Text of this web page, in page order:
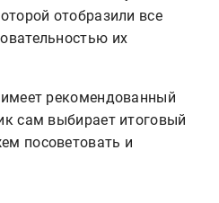
отобразили все
их
рекомендованный
сам выбирает итоговый
посоветовать и